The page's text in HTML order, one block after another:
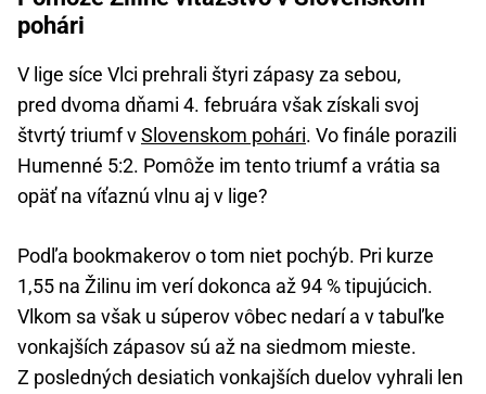
pohári
V lige síce Vlci prehrali štyri zápasy za sebou,
pred dvoma dňami 4. februára však získali svoj
štvrtý triumf vSlovenskom pohári. Vo finále porazili
Humenné 5:2. Pomôže im tento triumf a vrátia sa
opäť na víťaznú vlnu aj v lige?
Podľa bookmakerov o tom niet pochýb. Pri kurze
1,55 na Žilinu im verí dokonca až 94 % tipujúcich.
Vlkom sa však u súperov vôbec nedarí a v tabuľke
vonkajších zápasov sú až na siedmom mieste.
Z posledných desiatich vonkajších duelov vyhrali len